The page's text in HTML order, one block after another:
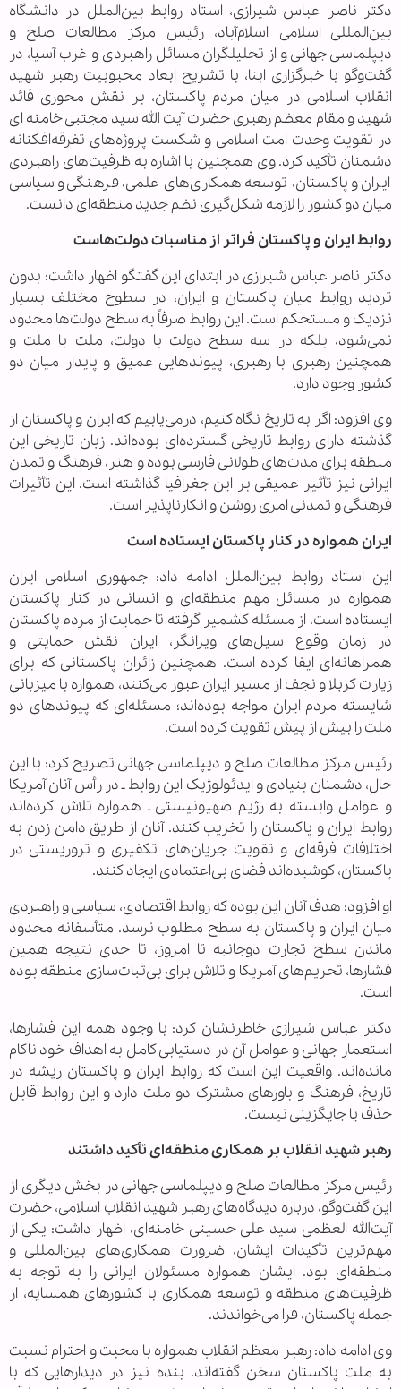
دکتر ناصر عباس شیرازی، استاد روابط بین‌الملل در دانشگاه
بین‌المللی اسلامی اسلام‌آباد، رئیس مرکز مطالعات صلح و
دیپلماسی جهانی و از تحلیلگران مسائل راهبردی و غرب آسیا، در
گفت‌وگو با خبرگزاری ابنا، با تشریح ابعاد محبوبیت رهبر شهید
انقلاب اسلامی در میان مردم پاکستان، بر نقش محوری قائد
شهید و مقام معظم رهبری حضرت آیت الله سید مجتبی خامنه ای
در تقویت وحدت امت اسلامی و شکست پروژه‌های تفرقه‌افکنانه
دشمنان تأکید کرد. وی همچنین با اشاره به ظرفیت‌های راهبردی
ایران و پاکستان، توسعه همکاری‌های علمی، فرهنگی و سیاسی
میان دو کشور را لازمه شکل‌گیری نظم جدید منطقه‌ای دانست.
روابط ایران و پاکستان فراتر از مناسبات دولت‌هاست
دکتر ناصر عباس شیرازی در ابتدای این گفتگو اظهار داشت: بدون
تردید روابط میان پاکستان و ایران، در سطوح مختلف بسیار
نزدیک و مستحکم است. این روابط صرفاً به سطح دولت‌ها محدود
نمی‌شود، بلکه در سه سطح دولت با دولت، ملت با ملت و
همچنین رهبری با رهبری، پیوندهایی عمیق و پایدار میان دو
کشور وجود دارد.
وی افزود: اگر به تاریخ نگاه کنیم، درمی‌یابیم که ایران و پاکستان از
گذشته دارای روابط تاریخی گسترده‌ای بوده‌اند. زبان تاریخی این
منطقه برای مدت‌های طولانی فارسی بوده و هنر، فرهنگ و تمدن
ایرانی نیز تأثیر عمیقی بر این جغرافیا گذاشته است. این تأثیرات
فرهنگی و تمدنی امری روشن و انکارناپذیر است.
ایران همواره در کنار پاکستان ایستاده است
این استاد روابط بین‌الملل ادامه داد: جمهوری اسلامی ایران
همواره در مسائل مهم منطقه‌ای و انسانی در کنار پاکستان
ایستاده است. از مسئله کشمیر گرفته تا حمایت از مردم پاکستان
در زمان وقوع سیل‌های ویرانگر، ایران نقش حمایتی و
همراهانه‌ای ایفا کرده است. همچنین زائران پاکستانی که برای
زیارت کربلا و نجف از مسیر ایران عبور می‌کنند، همواره با میزبانی
شایسته مردم ایران مواجه بوده‌اند؛ مسئله‌ای که پیوندهای دو
ملت را بیش از پیش تقویت کرده است.
رئیس مرکز مطالعات صلح و دیپلماسی جهانی تصریح کرد: با این
حال، دشمنان بنیادی و ایدئولوژیک این روابط ـ در رأس آنان آمریکا
و عوامل وابسته به رژیم صهیونیستی ـ همواره تلاش کرده‌اند
روابط ایران و پاکستان را تخریب کنند. آنان از طریق دامن زدن به
اختلافات فرقه‌ای و تقویت جریان‌های تکفیری و تروریستی در
پاکستان، کوشیده‌اند فضای بی‌اعتمادی ایجاد کنند.
او افزود: هدف آنان این بوده که روابط اقتصادی، سیاسی و راهبردی
میان ایران و پاکستان به سطح مطلوب نرسد. متأسفانه محدود
ماندن سطح تجارت دوجانبه تا امروز، تا حدی نتیجه همین
فشارها، تحریم‌های آمریکا و تلاش برای بی‌ثبات‌سازی منطقه بوده
است.
دکتر عباس شیرازی خاطرنشان کرد: با وجود همه این فشارها،
استعمار جهانی و عوامل آن در دستیابی کامل به اهداف خود ناکام
مانده‌اند. واقعیت این است که روابط ایران و پاکستان ریشه در
تاریخ، فرهنگ و باورهای مشترک دو ملت دارد و این روابط قابل
حذف یا جایگزینی نیست.
رهبر شهید انقلاب بر همکاری منطقه‌ای تأکید داشتند
رئیس مرکز مطالعات صلح و دیپلماسی جهانی در بخش دیگری از
این گفت‌وگو، درباره دیدگاه‌های رهبر شهید انقلاب اسلامی، حضرت
آیت‌الله العظمی سید علی حسینی خامنه‌ای، اظهار داشت: یکی از
مهم‌ترین تأکیدات ایشان، ضرورت همکاری‌های بین‌المللی و
منطقه‌ای بود. ایشان همواره مسئولان ایرانی را به توجه به
ظرفیت‌های منطقه و توسعه همکاری با کشورهای همسایه، از
جمله پاکستان، فرا می‌خواندند.
وی ادامه داد: رهبر معظم انقلاب همواره با محبت و احترام نسبت
به ملت پاکستان سخن گفته‌اند. بنده نیز در دیدارهایی که با